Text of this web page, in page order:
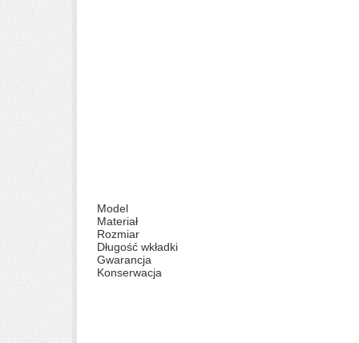
Model
Materiał
Rozmiar
Długość wkładki
Gwarancja
Konserwacja